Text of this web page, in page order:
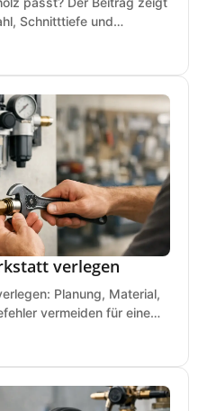
Schnitttiefe und
verlegen
Planung, Material,
vermeiden für eine